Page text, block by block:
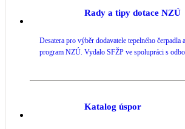
Rekuperace tepla odpadní
Šedá i černá odpadní voda
Kamna / krby
Vnitřní i venkovní
Rady a tipy dotace NZÚ
Desatera pro výběr dodavatele tepelného
program NZÚ. Vydalo SFŽP ve spolupráci s
Katalog úspor